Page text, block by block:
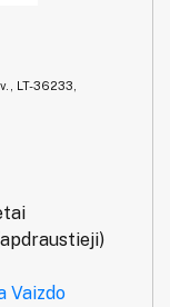
LT-36233,
Vaizdo